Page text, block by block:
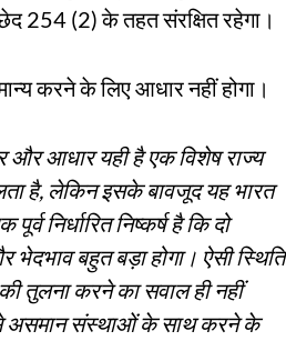
254 (2) के तहत संरक्षित रहेगा।
करने के लिए आधार नहीं होगा।
आधार यही है एक विशेष राज्य
है, लेकिन इसके बावजूद यह भारत
निर्धारित निष्कर्ष है कि दो
बहुत बड़ा होगा। ऐसी स्थिति
तुलना करने का सवाल ही नहीं
से असमान संस्थाओं के साथ करने के